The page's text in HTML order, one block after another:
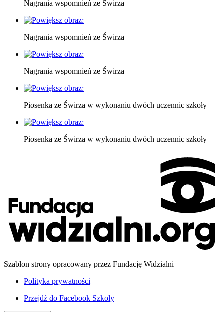
Nagrania wspomnień ze Świrza
Nagrania wspomnień ze Świrza
Nagrania wspomnień ze Świrza
Piosenka ze Świrza w wykonaniu dwóch uczennic szkoły
Piosenka ze Świrza w wykonaniu dwóch uczennic szkoły
Szablon strony opracowany przez Fundację Widzialni
Polityka prywatności
Przejdź do Facebook Szkoły